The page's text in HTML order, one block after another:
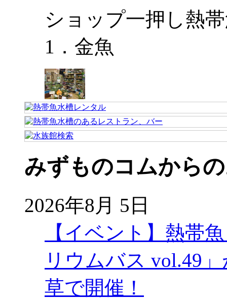
ショップ一押し熱
1．金魚
みずものコムから
2026年8月 5日
【イベント】熱帯
リウムバス vol.49
草で開催！